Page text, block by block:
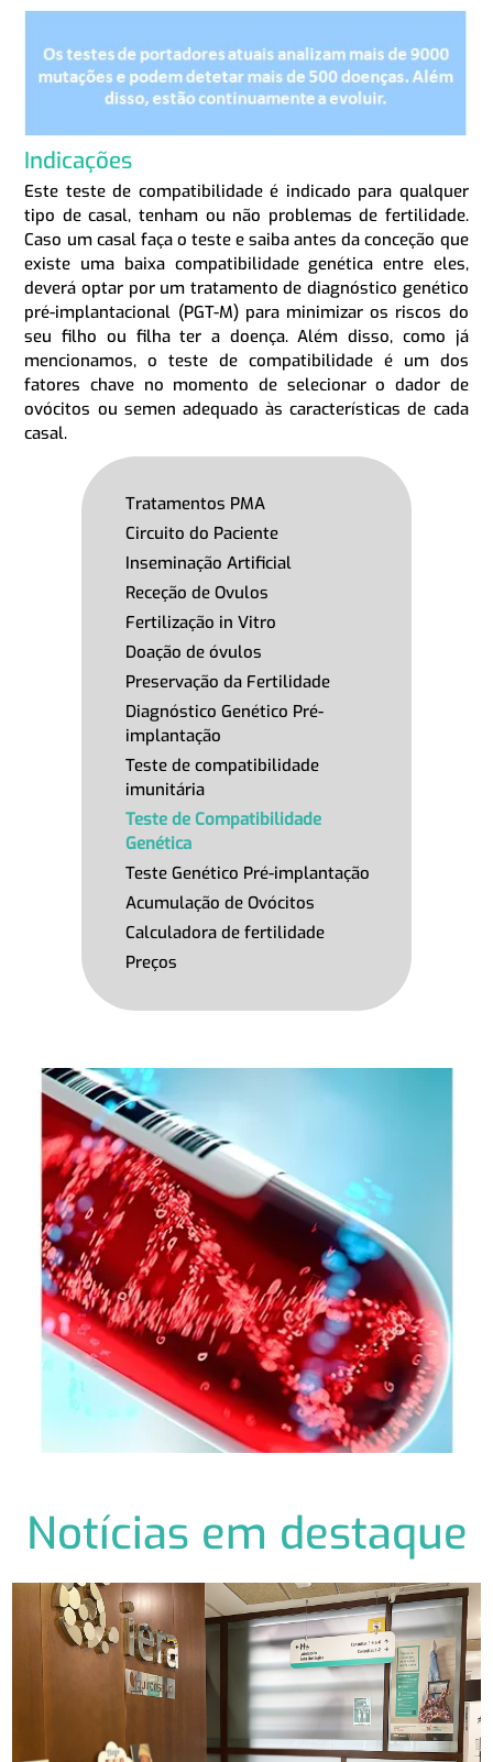
Tratamentos PMA
Circuito do Paciente
Inseminação Artificial
Receção de Ovulos
Fertilização in Vitro
Doação de óvulos
Preservação da Fertilidade
Diagnóstico Genético Pré-
implantação
Teste de compatibilidade
imunitária
Teste de Compatibilidade
Genética
Teste Genético Pré-implantação
Acumulação de Ovócitos
Calculadora de fertilidade
Preços
Indicações
Este teste de compatibilidade é indicado para qualquer
tipo de casal, tenham ou não problemas de fertilidade.
Caso um casal faça o teste e saiba antes da conceção que
existe uma baixa compatibilidade genética entre eles,
deverá optar por um tratamento de diagnóstico genético
pré-implantacional (PGT-M) para minimizar os riscos do
seu filho ou filha ter a doença. Além disso, como já
mencionamos, o teste de compatibilidade é um dos
fatores chave no momento de selecionar o dador de
ovócitos ou semen adequado às características de cada
casal.
Notícias em destaque